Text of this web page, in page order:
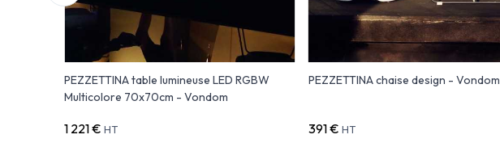
PEZZETTINA table lumineuse LED RGBW
Multicolore 70x70cm - Vondom
1 221 € HT
PEZZETTINA chaise design - Vondom
391 € HT